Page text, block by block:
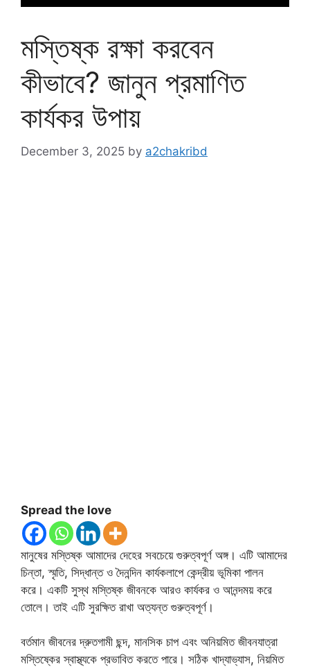
মস্তিষ্ক রক্ষা করবেন
কীভাবে? জানুন প্রমাণিত
কার্যকর উপায়
December 3, 2025 by a2chakribd
Spread the love
মানুষের মস্তিষ্ক আমাদের দেহের সবচেয়ে গুরুত্বপূর্ণ অঙ্গ। এটি আমাদের
চিন্তা, স্মৃতি, সিদ্ধান্ত ও দৈনন্দিন কার্যকলাপে কেন্দ্রীয় ভূমিকা পালন
করে। একটি সুস্থ মস্তিষ্ক জীবনকে আরও কার্যকর ও আনন্দময় করে
তোলে। তাই এটি সুরক্ষিত রাখা অত্যন্ত গুরুত্বপূর্ণ।
বর্তমান জীবনের দ্রুতগামী ছন্দ, মানসিক চাপ এবং অনিয়মিত জীবনযাত্রা
মস্তিষ্কের স্বাস্থ্যকে প্রভাবিত করতে পারে। সঠিক খাদ্যাভ্যাস, নিয়মিত